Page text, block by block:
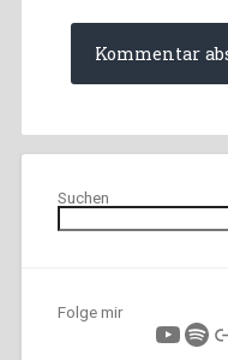
Suchen
Folge mir